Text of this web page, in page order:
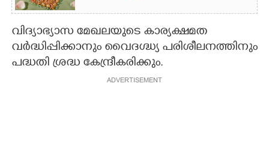
വിദ്യാഭ്യാസ മേഖലയുടെ കാര്യക്ഷമത
വർദ്ധിപ്പിക്കാനും വൈദഗ്ദ്ധ്യ പരിശീലനത്തിനും
പദ്ധതി ശ്രദ്ധ കേന്ദ്രീകരിക്കും.
ADVERTISEMENT